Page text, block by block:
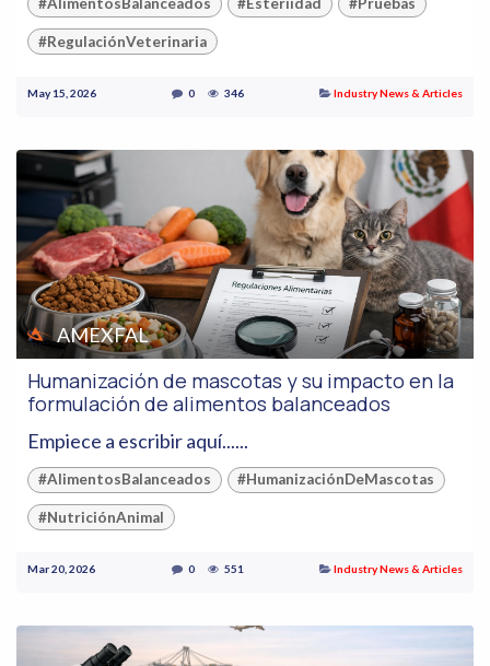
#AlimentosBalanceados #Esteriidad #Pruebas
#RegulaciónVeterinaria
May 15, 2026 0 346 Industry News & Articles
AMEXFAL
Humanización de mascotas y su impacto en la
formulación de alimentos balanceados
Empiece a escribir aquí......
#AlimentosBalanceados #HumanizaciónDeMascotas
#NutriciónAnimal
Mar 20, 2026 0 551 Industry News & Articles